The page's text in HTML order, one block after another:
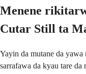
Menene
Cutar Still ta
Yayin da mutane da
sarrafawa da kyau tare